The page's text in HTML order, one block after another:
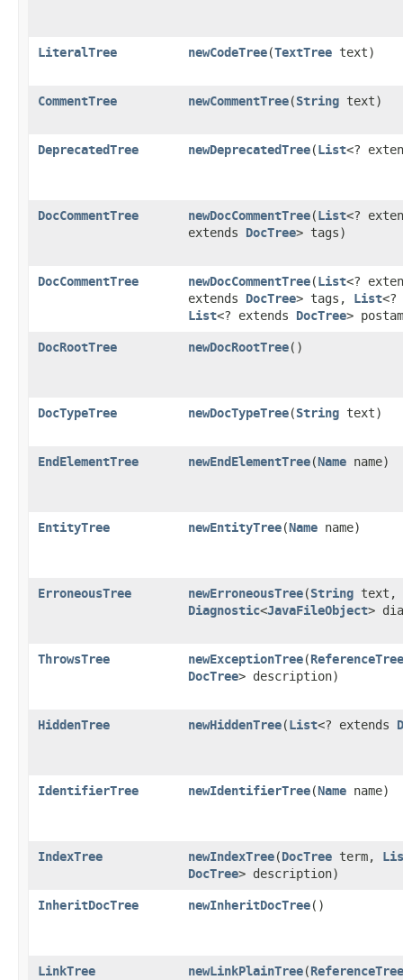
LiteralTree newCodeTree​(TextTree text)
CommentTree newCommentTree​(String text)
DeprecatedTree newDeprecatedTree​(List<?
DocCommentTree newDocCommentTree​(List<?
extends DocTree> tags)
DocCommentTree newDocCommentTree​(List<?
extends DocTree> tags, List
List<? extends DocTree>
DocRootTree newDocRootTree()
DocTypeTree newDocTypeTree​(String text)
EndElementTree newEndElementTree​(Name name)
EntityTree newEntityTree​(Name name)
ErroneousTree newErroneousTree​(String text,
Diagnostic<JavaFileObject>
ThrowsTree newExceptionTree​(ReferenceTree
DocTree> description)
HiddenTree newHiddenTree​(List<? extends
IdentifierTree newIdentifierTree​(Name name)
IndexTree newIndexTree​(DocTree term,
DocTree> description)
InheritDocTree newInheritDocTree()
LinkTree newLinkPlainTree​(ReferenceTree